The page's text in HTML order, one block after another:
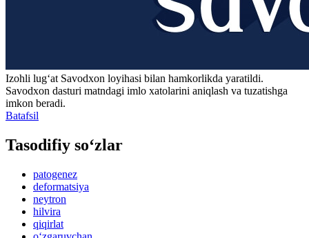
Izohli lugʻat Savodxon loyihasi bilan hamkorlikda yaratildi.
Savodxon dasturi matndagi imlo xatolarini aniqlash va tuzatishga
imkon beradi.
Batafsil
Tasodifiy so‘zlar
patogenez
deformatsiya
neytron
hilvira
qiqirlat